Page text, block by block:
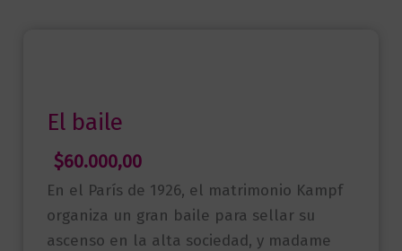
El baile
$60.000,00
En el París de 1926, el matrimonio Kampf
organiza un gran baile para sellar su
ascenso en la alta sociedad, y madame